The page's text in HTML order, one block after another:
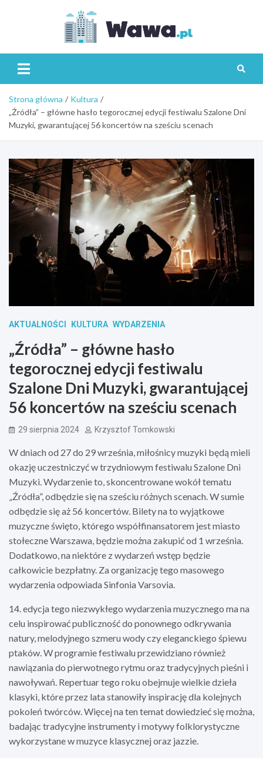
Strona główna
Kultura
„Źródła” – główne hasło tegorocznej edycji festiwalu Szalone Dni
Muzyki, gwarantującej 56 koncertów na sześciu scenach
AKTUALNOŚCI KULTURA WYDARZENIA
„Źródła” – główne hasło
tegorocznej edycji festiwalu
Szalone Dni Muzyki, gwarantującej
56 koncertów na sześciu scenach
29 sierpnia 2024 Krzysztof Tomkowski
W dniach od 27 do 29 września, miłośnicy muzyki będą mieli
okazję uczestniczyć w trzydniowym festiwalu Szalone Dni
Muzyki. Wydarzenie to, skoncentrowane wokół tematu
„Źródła”, odbędzie się na sześciu różnych scenach. W sumie
odbędzie się aż 56 koncertów. Bilety na to wyjątkowe
muzyczne święto, którego współfinansatorem jest miasto
stołeczne Warszawa, będzie można zakupić od 1 września.
Dodatkowo, na niektóre z wydarzeń wstęp będzie
całkowicie bezpłatny. Za organizację tego masowego
wydarzenia odpowiada Sinfonia Varsovia.
14. edycja tego niezwykłego wydarzenia muzycznego ma na
celu inspirować publiczność do ponownego odkrywania
natury, melodyjnego szmeru wody czy eleganckiego śpiewu
ptaków. W programie festiwalu przewidziano również
nawiązania do pierwotnego rytmu oraz tradycyjnych pieśni i
nawoływań. Repertuar tego roku obejmuje wielkie dzieła
klasyki, które przez lata stanowiły inspirację dla kolejnych
pokoleń twórców. Więcej na ten temat dowiedzieć się można,
badając tradycyjne instrumenty i motywy folklorystyczne
wykorzystane w muzyce klasycznej oraz jazzie.